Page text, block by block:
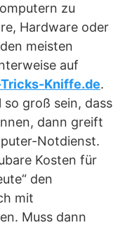
zu
Hardware oder
meisten
auf
Kniffe.de.
so groß sein, dass
dann greift
Notdienst.
Kosten für
den
mit
Muss dann